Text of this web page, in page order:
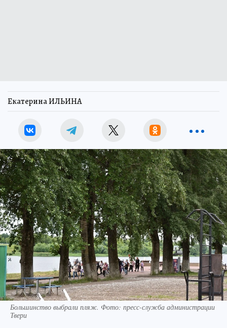
Екатерина ИЛЬИНА
Большинство выбрали пляж. Фото: пресс-служба администрации
Твери